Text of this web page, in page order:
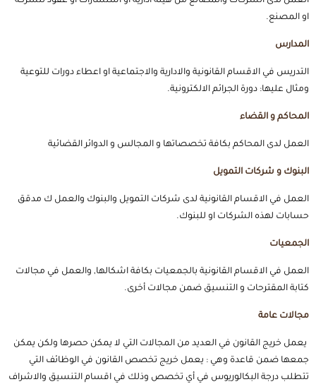
او المصنع.
المدارس
التدريس في الاقسام القانونية والادارية والاجتماعية او اعطاء دورات للتوعية
ومثال عليها: دورة الجرائم الالكترونية.
المحاكم و القضاء
العمل لدى المحاكم بكافة تخصصاتها و المجالس و الدوائر القضائية
البنوك و شركات التمويل
العمل في الاقسام القانونية لدى شركات التمويل والبنوك والعمل ك مدقق
حسابات لهذه الشركات او للبنوك.
الجمعيات
العمل في الاقسام القانونية بالجمعيات بكافة اشكالها, والعمل في مجالات
كتابة المقترحات و التنسيق ضمن مجالات أخرى.
مجالات عامة
يعمل خريج القانون في العديد من المجالات التي لا يمكن حصرها ولكن يمكن
جمعها ضمن قاعدة وهي : يعمل خريج تخصص القانون في الوظائف التي
تتطلب درجة البكالوريوس في أي تخصص وذلك في اقسام التنسيق والاشراف